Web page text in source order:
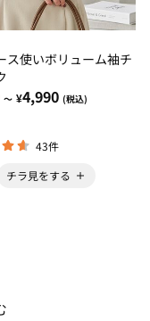
ス使いボリューム袖チ
～ ¥4,990 (税込)
43件
チラ見をする